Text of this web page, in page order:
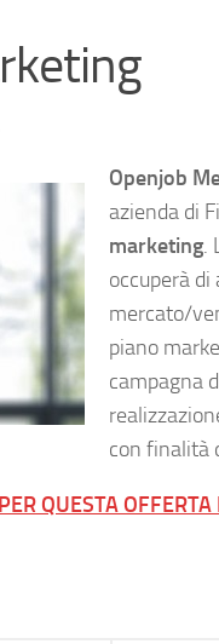
Openjob
azienda di
marketing.
occuperà di
mercato/
piano
campagna
con finalità
QUESTA OFFERTA